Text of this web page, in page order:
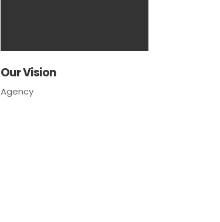
Our Vision
Agency
La Mensajeria MX